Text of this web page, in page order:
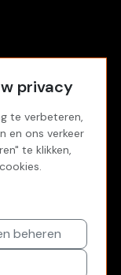
privacy
te verbeteren,
en ons verkeer
te klikken,
beheren